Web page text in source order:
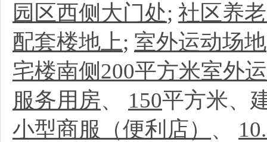
园区西侧大门处; 社区养
配套楼地上; 室外运动场地
宅楼南侧200平方米室外
服务用房、 150平方米、
小型商服（便利店） 、